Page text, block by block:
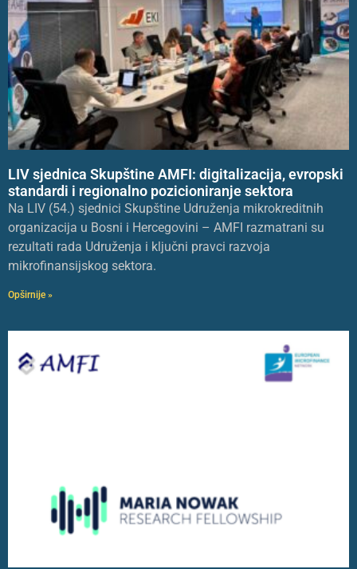
LIV sjednica Skupštine AMFI: digitalizacija, evropski
standardi i regionalno pozicioniranje sektora
Na LIV (54.) sjednici Skupštine Udruženja mikrokreditnih
organizacija u Bosni i Hercegovini – AMFI razmatrani su
rezultati rada Udruženja i ključni pravci razvoja
mikrofinansijskog sektora.
Opširnije »